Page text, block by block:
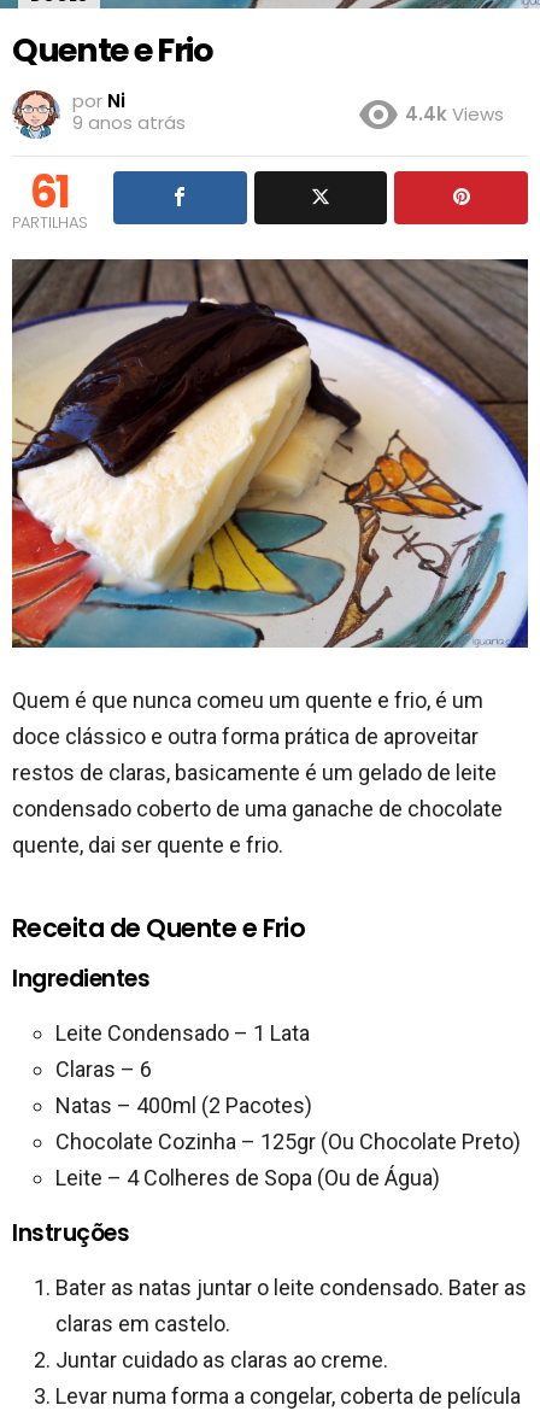
Quente e Frio
por Ni
9 anos atrás
4.4kViews
61
PARTILHAS
Quem é que nunca comeu um quente e frio, é um
doce clássico e outra forma prática de aproveitar
restos de claras, basicamente é um gelado de leite
condensado coberto de uma ganache de chocolate
quente, dai ser quente e frio.
Receita de Quente e Frio
Ingredientes
Leite Condensado – 1 Lata
Claras – 6
Natas – 400ml (2 Pacotes)
Chocolate Cozinha – 125gr (Ou Chocolate Preto)
Leite – 4 Colheres de Sopa (Ou de Água)
Instruções
Bater as natas juntar o leite condensado. Bater as
claras em castelo.
Juntar cuidado as claras ao creme.
Levar numa forma a congelar, coberta de película